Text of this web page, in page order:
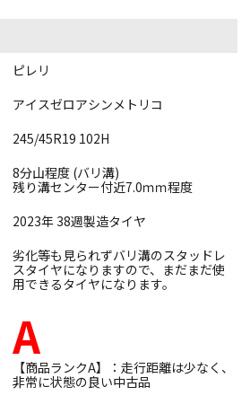
ピレリ
アイスゼロアシンメトリコ
245/45R19 102H
8分山程度 (バリ溝)
残り溝センター付近7.0ｍｍ程度
2023年 38週製造タイヤ
劣化等も見られずバリ溝のスタッドレ
スタイヤになりますので、まだまだ使
用できるタイヤになります。
A
【商品ランクA】：走行距離は少なく、
非常に状態の良い中古品